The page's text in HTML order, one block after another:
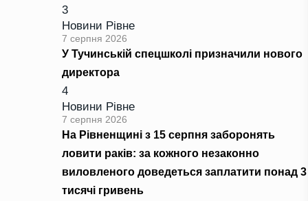
3
Новини Рівне
7 серпня 2026
У Тучинській спецшколі призначили нового
директора
4
Новини Рівне
7 серпня 2026
На Рівненщині з 15 серпня заборонять
ловити раків: за кожного незаконно
виловленого доведеться заплатити понад 3
тисячі гривень